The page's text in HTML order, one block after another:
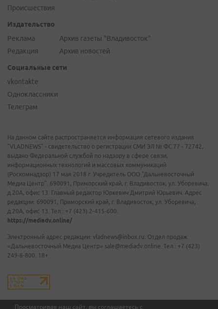
Просматривая наш сайт, вы соглашаетесь с
Происшествия
Издательство
Реклама
Редакция
Архив газеты "Владивосток"
Архив новостей
Социальные сети
vkontakte
Одноклассники
Телеграм
На данном сайте распространяется информация сетевого издания
"VLADNEWS" - свидетельство о регистрации СМИ ЭЛ № ФС 77 - 72742,
выдано Федеральной службой по надзору в сфере связи,
информационных технологий и массовых коммуникаций
(Роскомнадзор) 17 мая 2018 г. Учредитель ООО "Дальневосточный
Медиа Центр". 690091, Приморский край, г. Владивосток, ул. Уборевича,
д.20А, офис 13. Главный редактор Юркевич Дмитрий Юрьевич. Адрес
редакции: 690091, Приморский край, г. Владивосток, ул. Уборевича,
д.20А, офис 13. Тел.: +7 (423) 2-415-600.
https://mediadv.online/
Электронный адрес редакции: vladnews@inbox.ru. Отдел продаж
«Дальневосточный Медиа Центр» sale@mediadv.online. Тел.: +7 (423)
249-8-800. 18+